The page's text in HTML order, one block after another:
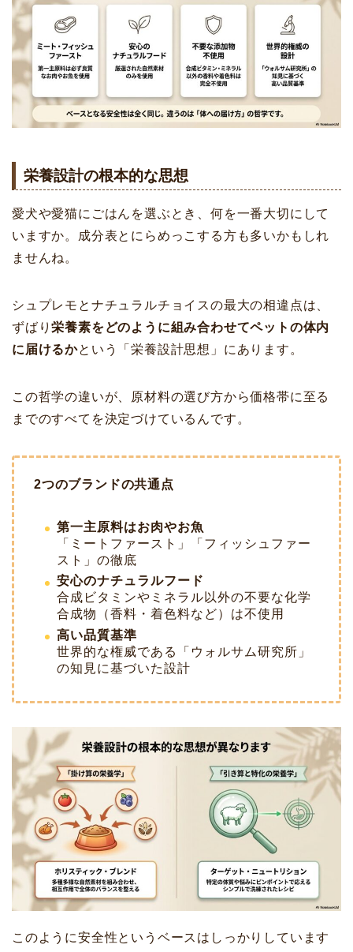
栄養設計の根本的な思想
愛犬や愛猫にごはんを選ぶとき、何を一番大切にして
いますか。成分表とにらめっこする方も多いかもしれ
ませんね。
シュプレモとナチュラルチョイスの最大の相違点は、
ずばり栄養素をどのように組み合わせてペットの体内
に届けるかという「栄養設計思想」にあります。
この哲学の違いが、原材料の選び方から価格帯に至る
までのすべてを決定づけているんです。
2つのブランドの共通点
第一主原料はお肉やお魚
「ミートファースト」「フィッシュファー
スト」の徹底
安心のナチュラルフード
合成ビタミンやミネラル以外の不要な化学
合成物（香料・着色料など）は不使用
高い品質基準
世界的な権威である「ウォルサム研究所」
の知見に基づいた設計
このように安全性というベースはしっかりしています